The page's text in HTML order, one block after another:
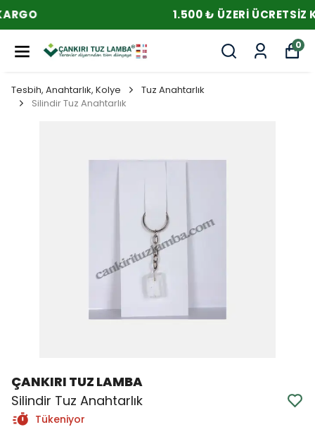
1.500 ₺ ÜZERI ÜCRETSIZ KARGO
0
Tesbih, Anahtarlık, Kolye
Tuz Anahtarlık
Silindir Tuz Anahtarlık
ÇANKIRI TUZ LAMBA
Silindir Tuz Anahtarlık
Tükeniyor